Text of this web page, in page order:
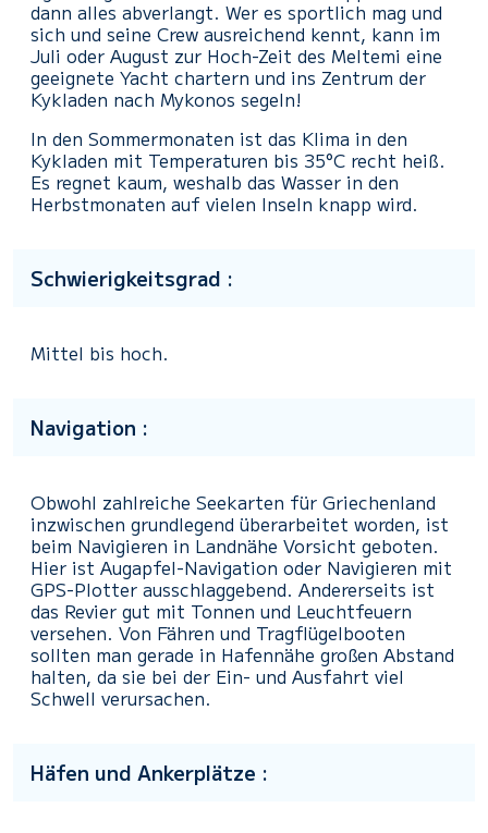
dann alles abverlangt. Wer es sportlich mag und
sich und seine Crew ausreichend kennt, kann im
Juli oder August zur Hoch-Zeit des Meltemi eine
geeignete Yacht chartern und ins Zentrum der
Kykladen nach Mykonos segeln!
In den Sommermonaten ist das Klima in den
Kykladen mit Temperaturen bis 35°C recht heiß.
Es regnet kaum, weshalb das Wasser in den
Herbstmonaten auf vielen Inseln knapp wird.
Schwierigkeitsgrad :
Mittel bis hoch.
Navigation :
Obwohl zahlreiche Seekarten für Griechenland
inzwischen grundlegend überarbeitet worden, ist
beim Navigieren in Landnähe Vorsicht geboten.
Hier ist Augapfel-Navigation oder Navigieren mit
GPS-Plotter ausschlaggebend. Andererseits ist
das Revier gut mit Tonnen und Leuchtfeuern
versehen. Von Fähren und Tragflügelbooten
sollten man gerade in Hafennähe großen Abstand
halten, da sie bei der Ein- und Ausfahrt viel
Schwell verursachen.
Häfen und Ankerplätze :